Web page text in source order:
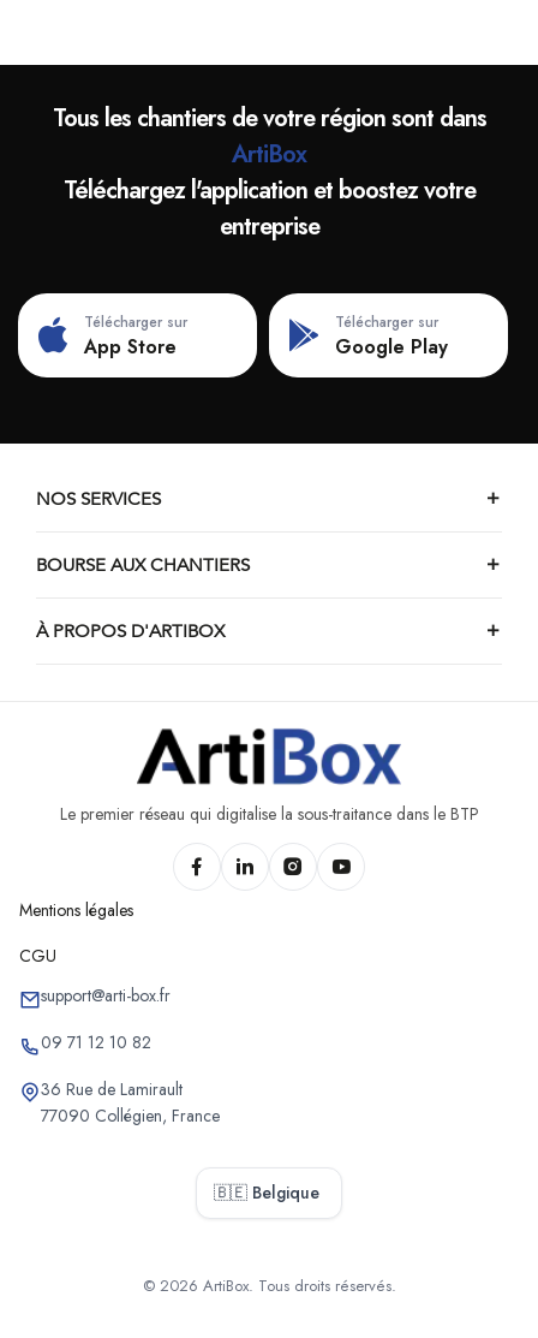
Chantiers d'etude structurelle d'Huldenberg
Chantiers d'etude structurelle de Kapelle-op-den-Bos
Chantiers d'etude structurelle d'Herent
Chantiers d'etude structurelle de Londerzeel
Chantiers d'etude structurelle de Lennik
Chantiers d'etude structurelle de Tervuren
Tous les chantiers de votre région sont dans
ArtiBox
Téléchargez l'application et boostez votre
entreprise
Télécharger sur
App Store
Télécharger sur
Google Play
NOS SERVICES
BOURSE AUX CHANTIERS
À PROPOS D'ARTIBOX
Le premier réseau qui digitalise la sous-traitance dans le BTP
Mentions légales
CGU
support@arti-box.fr
09 71 12 10 82
36 Rue de Lamirault
77090 Collégien, France
🇧🇪 Belgique
© 2026 ArtiBox. Tous droits réservés.